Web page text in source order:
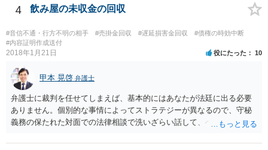
4 飲み屋の未収金の回収
#音信不通・行方不明の相手 #売掛金回収 #遅延損害金回収
#債権の時効中断
#内容証明作成送付
2018年1月21日 役にたった 10
甲本 晃啓 弁護士
弁護士に裁判を任せてしまえば、基本的にはあなたが法廷に出る必要
ありません。個別的な事情によってストラテジーが異なるので、守秘
義務の保たれた対面での法律相談で洗いざらい話して、ベストな方法